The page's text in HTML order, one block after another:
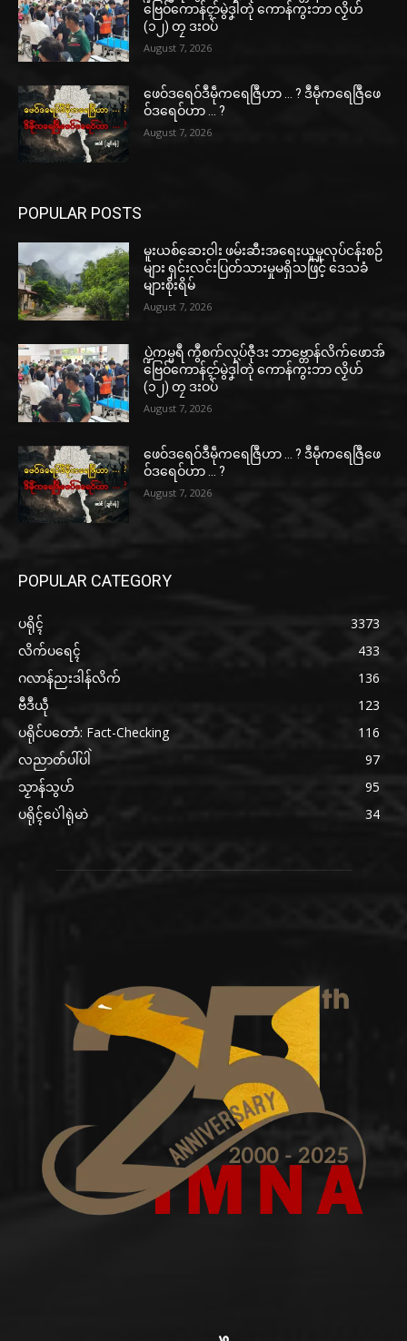
ဗြေဝ်ကောန်ၚာ်မွဲဒၞါဲတုဲ ကောန်ကွးဘာ လၟိဟ်
(၁၂) တၠ ဒးဝပ်
August 7, 2026
ဖေဝ်ဒရေဝ်ဒဳမဵုကရေဇြဳဟာ … ? ဒဳမဵုကရေဇြဳဖေ
ဝ်ဒရေဝ်ဟာ … ?
August 7, 2026
POPULAR POSTS
မူးယစ်ဆေးဝါး ဖမ်းဆီးအရေးယူမှုလုပ်ငန်းစဉ်
များ ရှင်းလင်းပြတ်သားမှုမရှိသဖြင့် ဒေသခံ
များစိုးရိမ်
August 7, 2026
ပ္ဍဲကမ္မရဳ ကွဳစက်လုပ်ဇီုဒး ဘာဗ္တောန်လိက်ဖောအ်
ဗြေဝ်ကောန်ၚာ်မွဲဒၞါဲတုဲ ကောန်ကွးဘာ လၟိဟ်
(၁၂) တၠ ဒးဝပ်
August 7, 2026
ဖေဝ်ဒရေဝ်ဒဳမဵုကရေဇြဳဟာ … ? ဒဳမဵုကရေဇြဳဖေ
ဝ်ဒရေဝ်ဟာ … ?
August 7, 2026
POPULAR CATEGORY
ပရိုၚ်
3373
လိက်ပရေၚ်
433
ဂလာန်ညးဒါန်လိက်
136
ဗဳဒဳယဵု
123
ပရိုင်ပတောံ: Fact-Checking
116
လညာတ်ပါ်ပါဲ
97
သၟာန်သွဟ်
95
ပရိုၚ်ပေဲါရုဲမာဲ
34